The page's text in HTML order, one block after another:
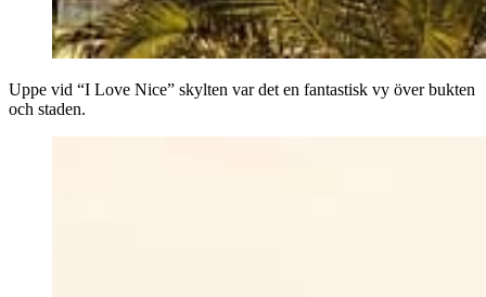
Uppe vid “I Love Nice” skylten var det en fantastisk vy över bukten
och staden.